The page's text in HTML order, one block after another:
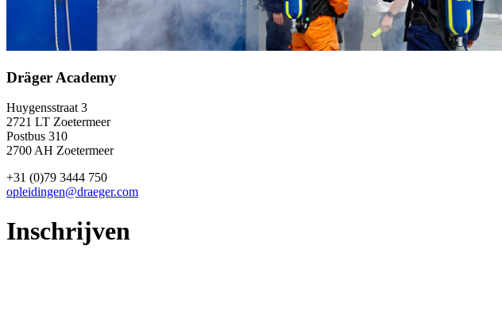
Dräger Academy
Huygensstraat 3
2721 LT Zoetermeer
Postbus 310
2700 AH Zoetermeer
+31 (0)79 3444 750
opleidingen@draeger.com
Inschrijven